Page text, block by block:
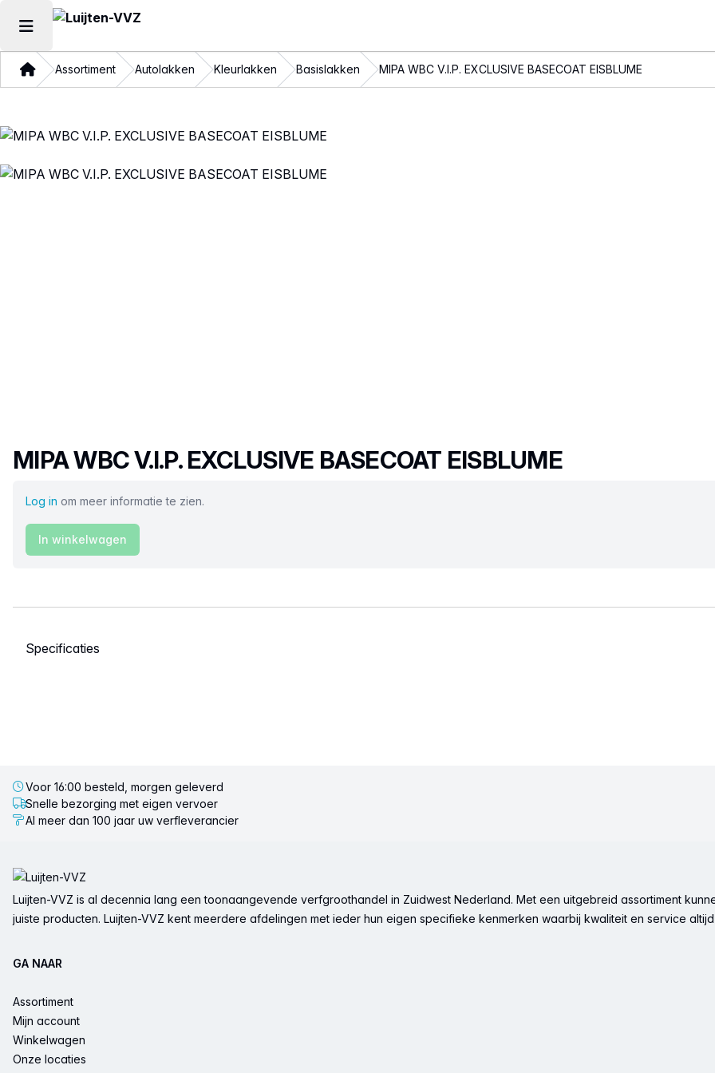
Hoofdmenu openen
ThuisAssortiment Autolakken Kleurlakken Basislakken MIPA WBC V.I.P. EXCLUSIVE BASECOAT EISBLUME
Productnaam
MIPA WBC V.I.P. EXCLUSIVE BASECOAT EISBLUME
Log in om meer informatie te zien.
In winkelwagen
Selecteer een tabblad
Voor 16:00 besteld, morgen geleverd
Snelle bezorging met eigen vervoer
Al meer dan 100 jaar uw verfleverancier
Luijten-VVZ is al decennia lang een toonaangevende verfgroothandel in Zuidwest Nederland. Met een uitgebreid assortiment
juiste producten. Luijten-VVZ kent meerdere afdelingen met ieder hun eigen specifieke kenmerken waarbij kwaliteit en service
GA NAAR
Assortiment
Mijn account
Winkelwagen
Onze locaties